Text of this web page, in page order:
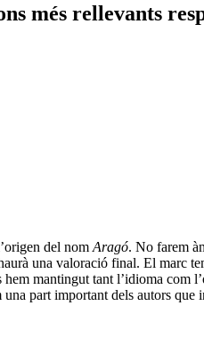
més rellevants
del nom Aragó. No farem
una valoració final. El marc
mantingut tant l’idioma com
part important dels autors